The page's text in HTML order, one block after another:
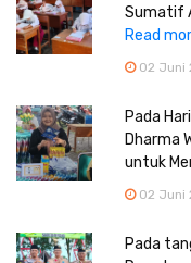
Sumatif
Read
02 Juni
Pada
Dharma
untuk
02 Juni
Pada